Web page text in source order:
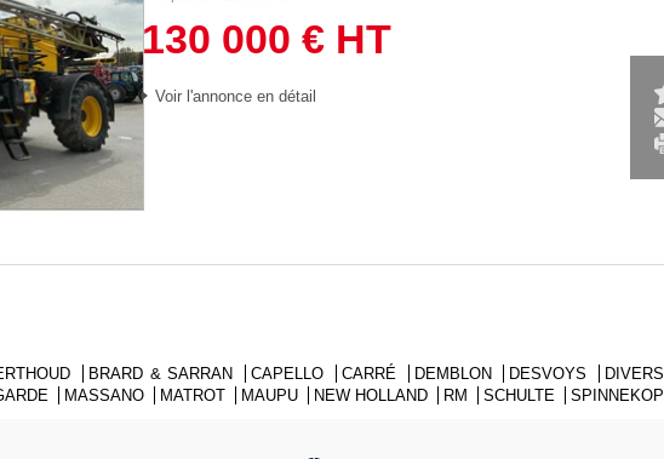
130 000 € HT
Voir l'annonce en détail
BRARD & SARRAN CAPELLO CARRÉ DEMBLON DESVOYS DIVERS
MASSANO MATROT MAUPU NEW HOLLAND RM SCHULTE SPINNEKOP